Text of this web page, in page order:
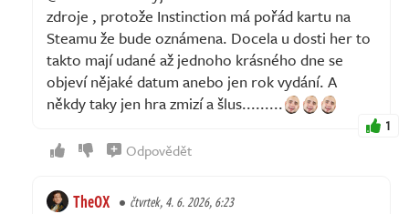
zdroje , protože Instinction má pořád kartu na
Steamu že bude oznámena. Docela u dosti her to
takto mají udané až jednoho krásného dne se
objeví nějaké datum anebo jen rok vydání. A
někdy taky jen hra zmizí a šlus.........
1
Odpovědět
TheOX čtvrtek, 4. 6. 2026, 6:23